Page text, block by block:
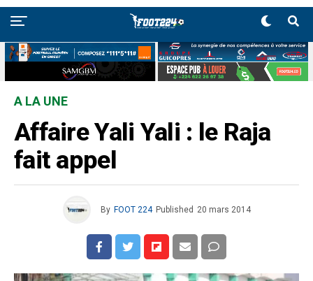
A LA UNE
Affaire Yali Yali : le Raja
fait appel
By FOOT 224 Published 20 mars 2014